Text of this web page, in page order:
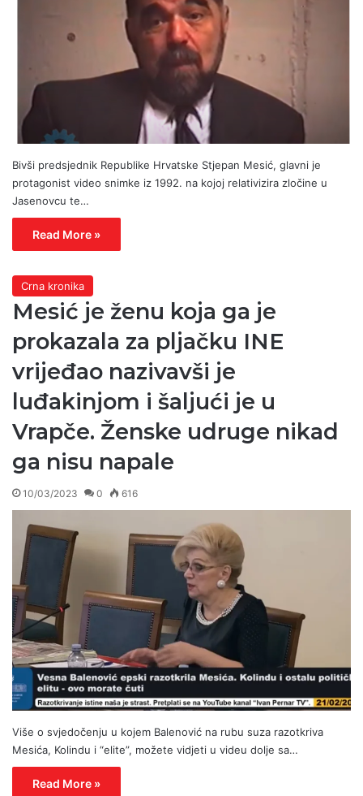
Bivši predsjednik Republike Hrvatske Stjepan Mesić, glavni je
protagonist video snimke iz 1992. na kojoj relativizira zločine u
Jasenovcu te…
Read More »
Crna kronika
Mesić je ženu koja ga je
prokazala za pljačku INE
vrijeđao nazivavši je
luđakinjom i šaljući je u
Vrapče. Ženske udruge nikad
ga nisu napale
10/03/2023 0 616
Više o svjedočenju u kojem Balenović na rubu suza razotkriva
Mesića, Kolindu i “elite”, možete vidjeti u videu dolje sa…
Read More »